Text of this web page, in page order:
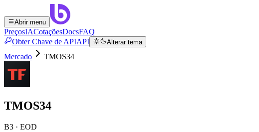
Abrir menu
PreçosIACotaçõesDocsFAQ
Obter Chave de APIAPI Alterar tema
Mercado TMOS34
TMOS34
B3 · EOD